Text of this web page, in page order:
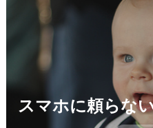
スマホに頼らな